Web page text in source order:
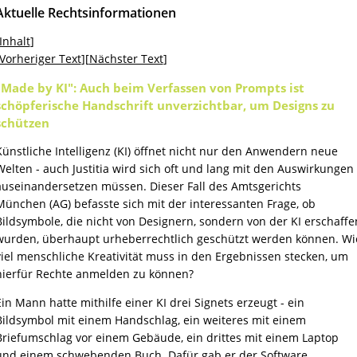
Rechtsinformationen
]
Text][Nächster Text]
by KI": Auch beim Verfassen von Prompts ist
Handschrift unverzichtbar, um Designs zu
Intelligenz (KI) öffnet nicht nur den Anwendern neue
- auch Justitia wird sich oft und lang mit den Auswirkungen
müssen. Dieser Fall des Amtsgerichts
(AG) befasste sich mit der interessanten Frage, ob
die nicht von Designern, sondern von der KI
überhaupt urheberrechtlich geschützt werden können.
menschliche Kreativität muss in den Ergebnissen stecken, um
Rechte anmelden zu können?
Mann hatte mithilfe einer KI drei Signets erzeugt - ein
mit einem Handschlag, ein weiteres mit einem
vor einem Gebäude, ein drittes mit einem Laptop